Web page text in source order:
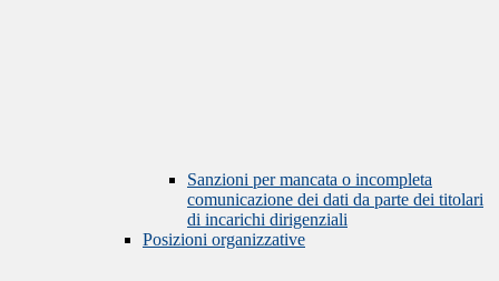
Sanzioni per mancata o incompleta
comunicazione dei dati da parte dei titolari
di incarichi dirigenziali
Posizioni organizzative